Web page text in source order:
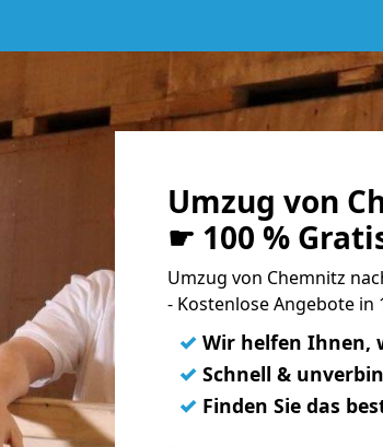
Umzug von
☛ 100 %
Umzug von Chemnitz
- Kostenlose Angebote
✓ Wir helfen Ihnen,
✓ Schnell &
✓ Finden Sie das